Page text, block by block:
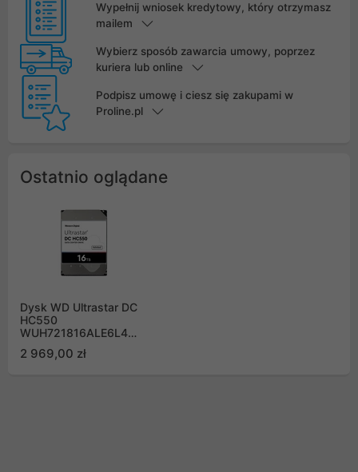
Wypełnij wniosek kredytowy, który otrzymasz
mailem
Wybierz sposób zawarcia umowy, poprzez
kuriera lub online
Podpisz umowę i ciesz się zakupami w
Proline.pl
Ostatnio oglądane
Dysk WD Ultrastar DC
HC550
WUH721816ALE6L4
2 969,00 zł